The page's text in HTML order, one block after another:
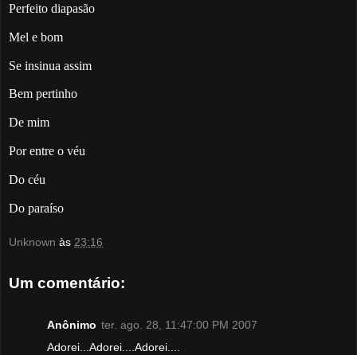
Perfeito diapasão
Mel e bom
Se insinua assim
Bem pertinho
De mim
Por entre o véu
Do céu
Do paraíso
Unknown às 23:16
Um comentário:
Anônimo ter. ago. 28, 11:47:00 PM 2007
Adorei...Adorei....Adorei....